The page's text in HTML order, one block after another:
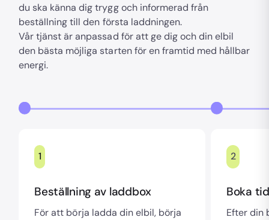
du ska känna dig trygg och informerad från
beställning till den första laddningen.
Vår tjänst är anpassad för att ge dig och din elbil
den bästa möjliga starten för en framtid med hållbar
energi.
1
Beställning av laddbox
För att börja ladda din elbil, börja
2
Boka
Efter din